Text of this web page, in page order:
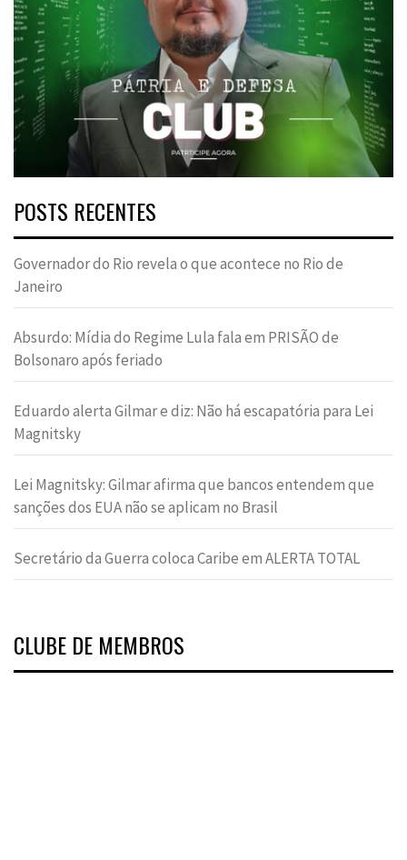
POSTS RECENTES
Governador do Rio revela o que acontece no Rio de
Janeiro
Absurdo: Mídia do Regime Lula fala em PRISÃO de
Bolsonaro após feriado
Eduardo alerta Gilmar e diz: Não há escapatória para Lei
Magnitsky
Lei Magnitsky: Gilmar afirma que bancos entendem que
sanções dos EUA não se aplicam no Brasil
Secretário da Guerra coloca Caribe em ALERTA TOTAL
CLUBE DE MEMBROS